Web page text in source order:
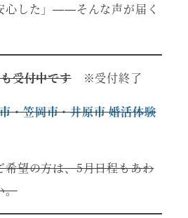
心した」——そんな声が届く
受付中です※受付終了
・笠岡市・井原市 婚活体験
望の方は、5月日程もあわ
。